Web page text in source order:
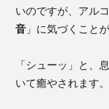
いのですが、アル
音 」に気づくこと
「シューッ」と、
いて癒やされます。